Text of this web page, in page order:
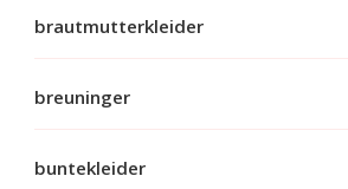
brautmutterkleider
breuninger
buntekleider